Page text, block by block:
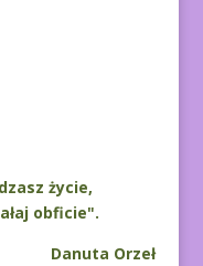
życie,
obficie".
Danuta Orzeł